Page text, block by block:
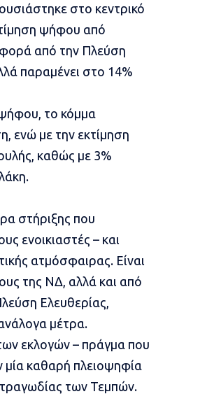
στο κεντρικό
ψήφου από
από την Πλεύση
παραμένει στο 14%
το κόμμα
ενώ με την εκτίμηση
καθώς με 3%
στήριξης που
ενοικιαστές – και
ατμόσφαιρας. Είναι
της ΝΔ, αλλά και από
Ελευθερίας,
μέτρα.
εκλογών – πράγμα που
μία καθαρή πλειοψηφία
των Τεμπών.